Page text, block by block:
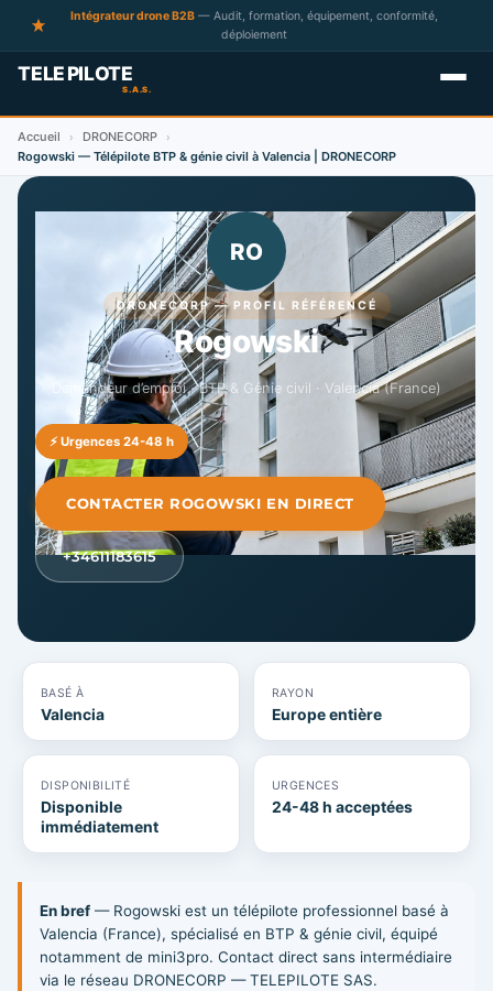
Intégrateur drone B2B — Audit, formation, équipement, conformité,
déploiement
Accueil › DRONECORP ›
Rogowski — Télépilote BTP & génie civil à Valencia | DRONECORP
RO
DRONECORP — PROFIL RÉFÉRENCÉ
Rogowski
Demandeur d’emploi · BTP & Génie civil · Valencia (France)
⚡ Urgences 24-48 h
CONTACTER ROGOWSKI EN DIRECT
+34611183615
BASÉ À
Valencia
RAYON
Europe entière
DISPONIBILITÉ
Disponible
immédiatement
URGENCES
24-48 h acceptées
En bref — Rogowski est un télépilote professionnel basé à
Valencia (France), spécialisé en BTP & génie civil, équipé
notamment de mini3pro. Contact direct sans intermédiaire
via le réseau DRONECORP — TELEPILOTE SAS.